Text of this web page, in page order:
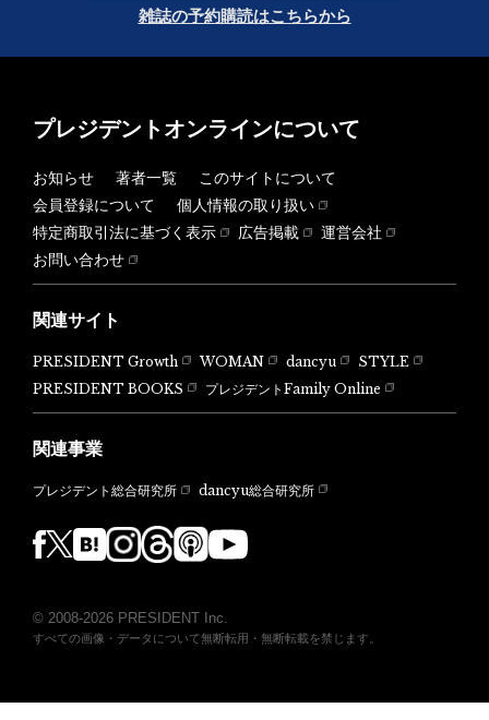
雑誌の予約購読はこちらから
プレジデントオンラインについて
お知らせ 著者一覧
このサイトについて
会員登録について
個人情報の取り扱い
特定商取引法に基づく表示
広告掲載
運営会社
お問い合わせ
関連サイト
PRESIDENT Growth WOMAN dancyu
STYLE
PRESIDENT BOOKS
プレジデントFamily Online
関連事業
プレジデント総合研究所 dancyu総合研究所
© 2008-2026 PRESIDENT Inc.
すべての画像・データについて無断転用・無断転載を禁じます。